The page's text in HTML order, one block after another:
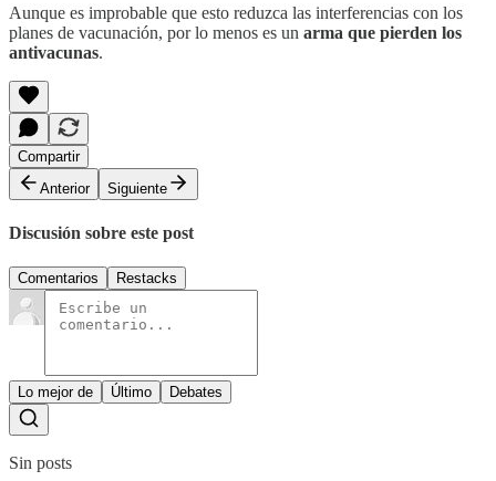
Aunque es improbable que esto reduzca las interferencias con los
planes de vacunación, por lo menos es un arma que pierden los
antivacunas.
Compartir
Anterior
Siguiente
Discusión sobre este post
Comentarios Restacks
Lo mejor de Último Debates
Sin posts